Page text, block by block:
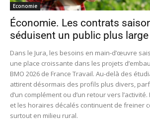
Economie
Économie. Les contrats
séduisent un public plus large
Dans le Jura, les besoins en main-d’œuvre
une place croissante dans les projets
BMO 2026 de France Travail. Au-delà des
attirent désormais des profils plus divers,
d’un complément ou d’un retour vers
et les horaires décalés continuent de freiner
surtout en milieu rural.